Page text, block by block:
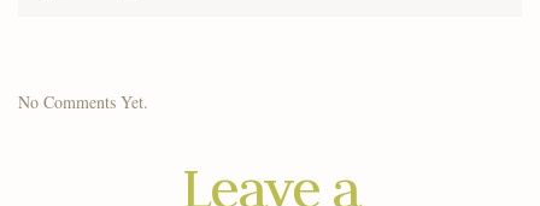
No Comments Yet.
Leave a